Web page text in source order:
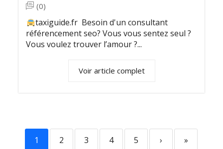
(0)
taxiguide.fr Besoin d'un consultant
référencement seo? Vous vous sentez seul ?
Vous voulez trouver l’amour ?...
Voir article complet
1 2 3 4 5 › »